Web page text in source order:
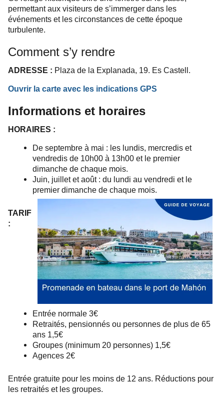
permettant aux visiteurs de s’immerger dans les
événements et les circonstances de cette époque
turbulente.
Comment s’y rendre
ADRESSE : Plaza de la Explanada, 19. Es Castell.
Ouvrir la carte avec les indications GPS
Informations et horaires
HORAIRES :
De septembre à mai : les lundis, mercredis et
vendredis de 10h00 à 13h00 et le premier
dimanche de chaque mois.
Juin, juillet et août : du lundi au vendredi et le
premier dimanche de chaque mois.
TARIF
:
Entrée normale 3€
Retraités, pensionnés ou personnes de plus de 65
ans 1,5€
Groupes (minimum 20 personnes) 1,5€
Agences 2€
Entrée gratuite pour les moins de 12 ans. Réductions pour
les retraités et les groupes.